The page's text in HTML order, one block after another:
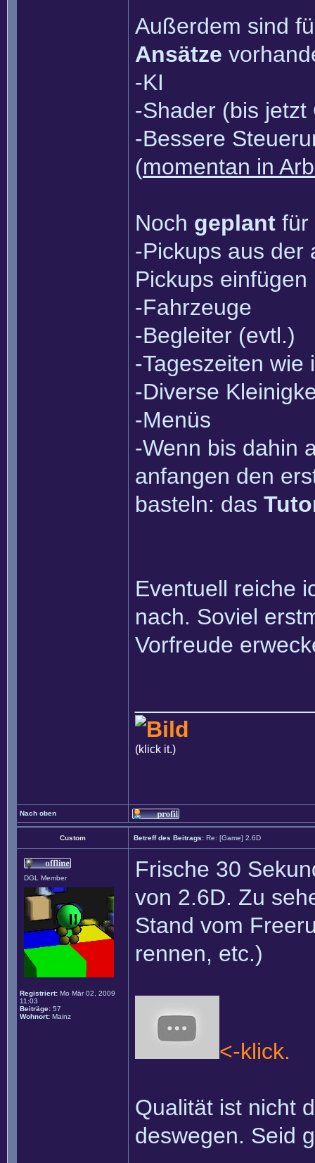
Außerdem sind
Ansätze
-KI
-Shader (bis jetzt
-Bessere
(momentan in
Noch geplant für
-Pickups aus der
Pickups einfügen
-Fahrzeuge
-Begleiter (evtl.)
-Tageszeiten wie
-Diverse
-Menüs
-Wenn bis dahin
anfangen den
basteln: das
Eventuell reiche
nach. Soviel
Vorfreude
(klick it.)
Nach oben
Custom Betreff des Beitrags: Re: [Game] 2.6D
DGL Member
Registriert: Mo Mär 02, 2009
11:03
Beiträge: 57
Wohnort: Mainz
Frische 30
von 2.6D. Zu
Stand vom
rennen, etc.)
<-klick.
Qualität ist nicht
deswegen. Seid